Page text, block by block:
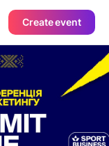
Create event